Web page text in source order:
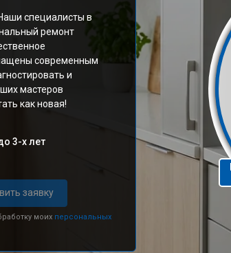
специалисты в
ремонт
современным
и
мастеров
как новая!
3-х лет
заявку
моих персональных